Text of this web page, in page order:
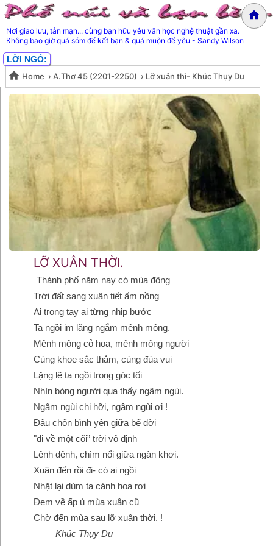
Nơi giao lưu, tản mạn... cùng bạn hữu yêu văn học nghệ thuật gần xa.
Không bao giờ quá sớm để kết bạn & quá muộn để yêu - Sandy Wilson
LỜI NGỎ:
Home › A.Thơ 45 (2201-2250) › Lỡ xuân thì- Khúc Thụy Du
Lỡ xuân thì- Khúc Thụy Du
LỠ XUÂN THỜI.
Thành phố năm nay có mùa đông
Trời đất sang xuân tiết ấm nồng
Ai trong tay ai từng nhịp bước
Ta ngồi im lặng ngắm mênh mông.
Mênh mông cỏ hoa, mênh mông người
Cùng khoe sắc thắm, cùng đùa vui
Lặng lẽ ta ngồi trong góc tối
Nhìn bóng người qua thấy ngậm ngùi.
Ngậm ngùi chi hỡi, ngậm ngùi ơi !
Đâu chốn bình yên giữa bể đời
"đi về một cõi” trời vô định
Lênh đênh, chìm nổi giữa ngàn khơi.
Xuân đến rồi đi- có ai ngồi
Nhặt lại dùm ta cánh hoa rơi
Đem về ấp ủ mùa xuân cũ
Chờ đến mùa sau lỡ xuân thời. !
Khúc Thụy Du